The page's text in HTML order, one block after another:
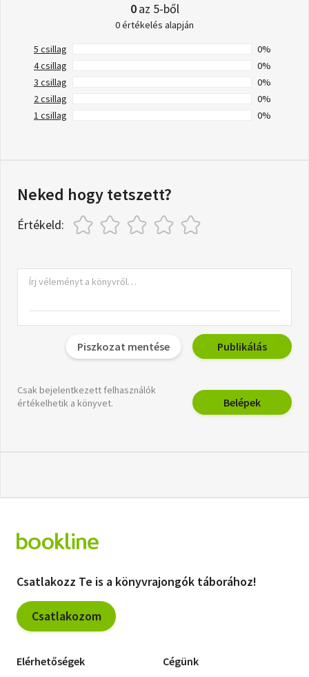
0az 5-ből
0 értékelés alapján
5 csillag
0%
4 csillag
0%
3 csillag
0%
2 csillag
0%
1 csillag
0%
Neked hogy tetszett?
Értékeld:
Piszkozat mentése Publikálás
Csak bejelentkezett felhasználók
értékelhetik a könyvet.
Belépek
Csatlakozz Te is a könyvrajongók táborához!
Csatlakozom
Elérhetőségek Cégünk